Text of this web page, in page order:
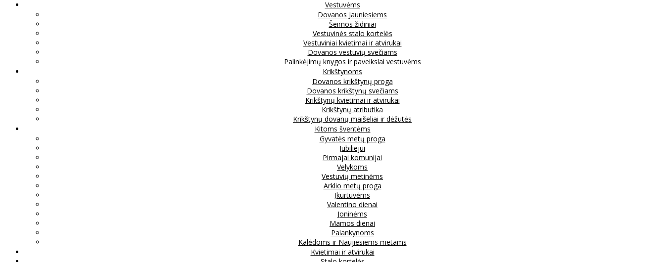
Vestuvėms
Dovanos Jauniesiems
Šeimos židiniai
Vestuvinės stalo kortelės
Vestuviniai kvietimai ir atvirukai
Dovanos vestuvių svečiams
Palinkėjimų knygos ir paveikslai vestuvėms
Krikštynoms
Dovanos krikštynų proga
Dovanos krikštynų svečiams
Krikštynų kvietimai ir atvirukai
Krikštynų atributika
Krikštynų dovanų maišeliai ir dėžutės
Kitoms šventėms
Gyvatės metų proga
Jubiliejui
Pirmajai komunijai
Velykoms
Vestuvių metinėms
Arklio metų proga
Įkurtuvėms
Valentino dienai
Joninėms
Mamos dienai
Palankynoms
Kalėdoms ir Naujiesiems metams
Kvietimai ir atvirukai